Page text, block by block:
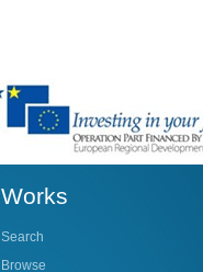
Works
Search
Browse